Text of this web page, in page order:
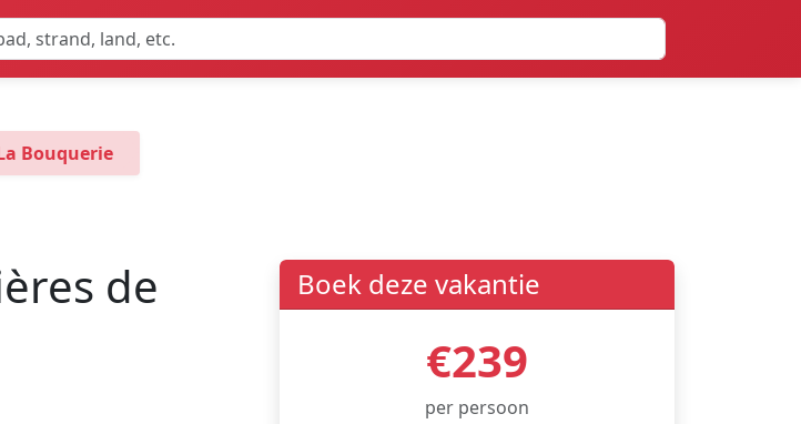
Bouquerie
de
Boek deze vakantie
€239
per persoon